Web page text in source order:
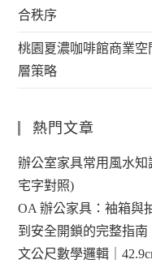
合秩序
桃園夏濃咖啡館商業
層策略
熱門文章
辦公室家具常用風水
宅字對照)
OA 辦公家具：袖箱與
到安全開鎖的完整指南
文公尺數學邏輯｜